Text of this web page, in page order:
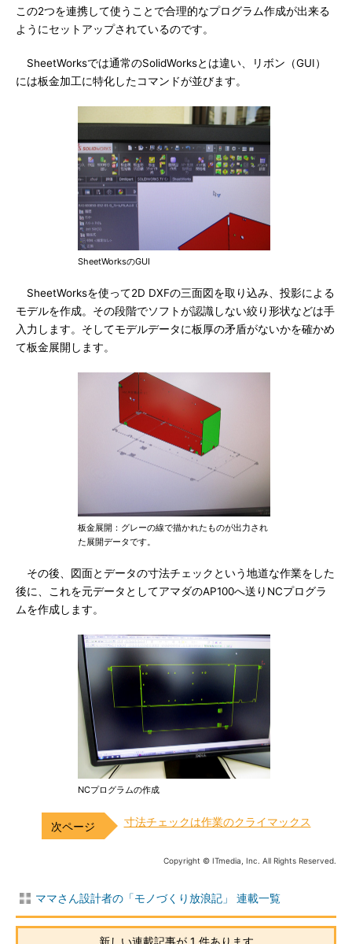
この2つを連携して使うことで合理的なプログラム作成が出来る
ようにセットアップされているのです。
SheetWorksでは通常のSolidWorksとは違い、リボン（GUI）
には板金加工に特化したコマンドが並びます。
SheetWorksのGUI
SheetWorksを使って2D DXFの三面図を取り込み、投影による
モデルを作成。その段階でソフトが認識しない絞り形状などは手
入力します。そしてモデルデータに板厚の矛盾がないかを確かめ
て板金展開します。
板金展開：グレーの線で描かれたものが出力され
た展開データです。
その後、図面とデータの寸法チェックという地道な作業をした
後に、これを元データとしてアマダのAP100へ送りNCプログラ
ムを作成します。
NCプログラムの作成
寸法チェックは作業のクライマックス
Copyright © ITmedia, Inc. All Rights Reserved.
ママさん設計者の「モノづくり放浪記」 連載一覧
新しい連載記事が 1 件あります